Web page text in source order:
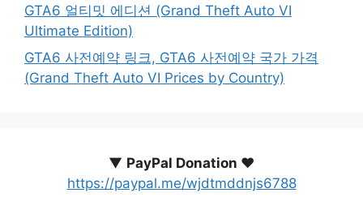
GTA6 얼티밋 에디션 (Grand Theft Auto VI
Ultimate Edition)
GTA6 사전예약 링크, GTA6 사전예약 국가 가격
(Grand Theft Auto VI Prices by Country)
▼ PayPal Donation ♥️
https://paypal.me/wjdtmddnjs6788